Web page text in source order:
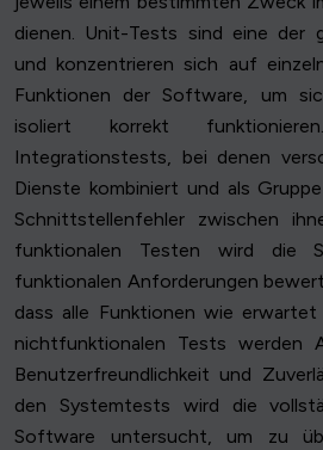
dienen. Unit-Tests sind eine der
und konzentrieren sich auf
Funktionen der Software, um
isoliert korrekt
Integrationstests, bei denen
Dienste kombiniert und als
Schnittstellenfehler zwischen
funktionalen Testen wird die
funktionalen Anforderungen
dass alle Funktionen wie
nichtfunktionalen Tests werden
Benutzerfreundlichkeit und
den Systemtests wird die
Software untersucht, um zu